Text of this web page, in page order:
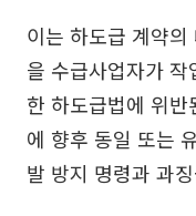
이는 하도급 계약
을 수급사업자가
한 하도급법에 위
에 향후 동일 또는
발 방지 명령과 과